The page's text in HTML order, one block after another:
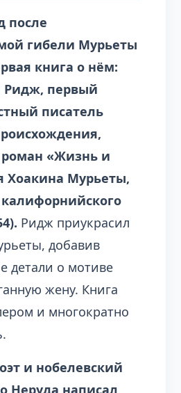
после
гибели Мурьеты
книга о нём:
первый
писатель
«Жизнь и
Хоакина Мурьеты,
Ридж приукрасил
добавив
детали о мотиве
жену. Книга
и многократно
и нобелевский
Неруда написал